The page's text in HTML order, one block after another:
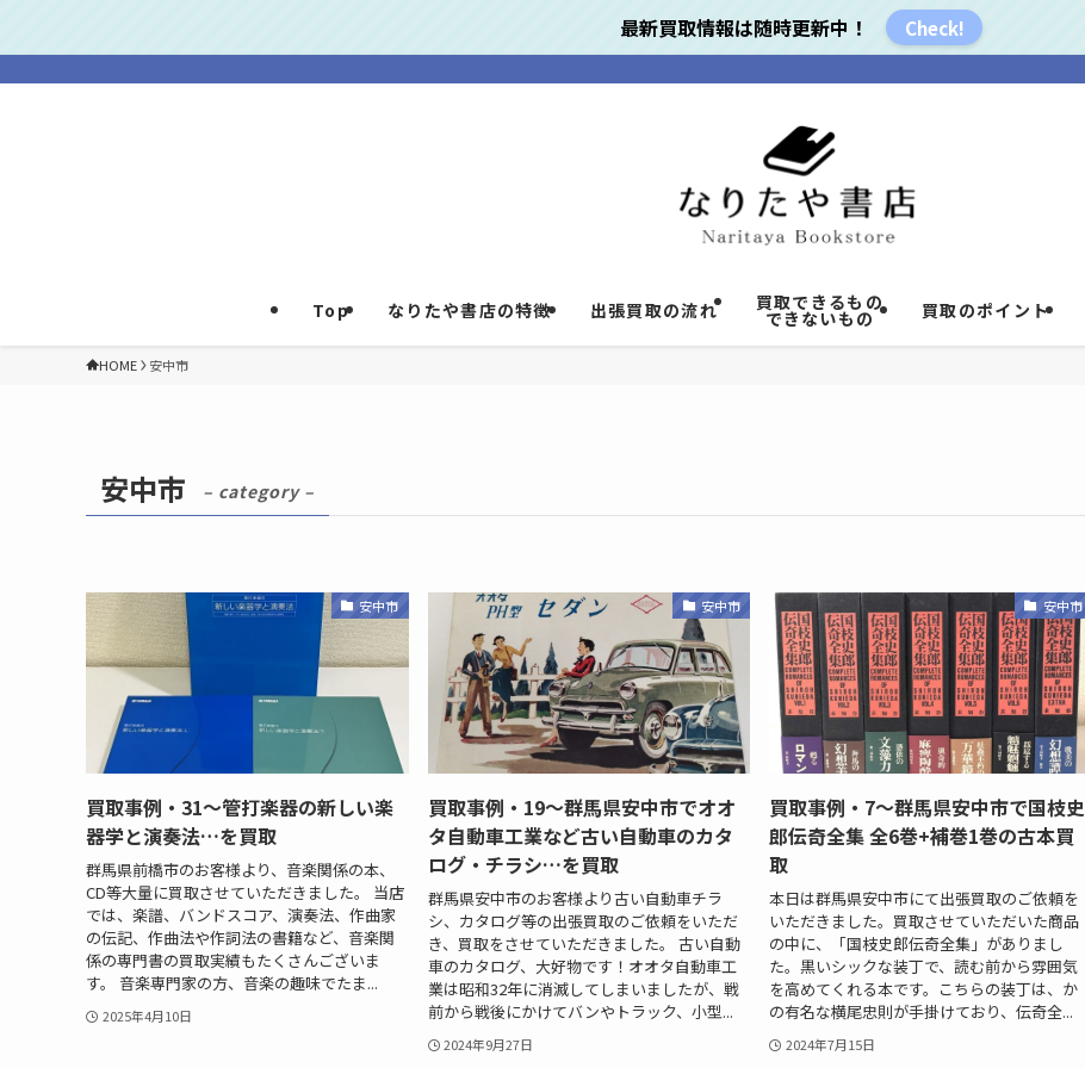
最新買取情報は随時更新中！ Check!
Top なりたや書店の特徴 出張買取の流れ 買取できるもの
できないもの 買取のポイント
HOME 安中市
安中市 – category –
安中市
買取事例・31～管打楽器の新しい楽
器学と演奏法…を買取
群馬県前橋市のお客様より、音楽関係の本、
CD等大量に買取させていただきました。 当店
では、楽譜、バンドスコア、演奏法、作曲家
の伝記、作曲法や作詞法の書籍など、音楽関
係の専門書の買取実績もたくさんございま
す。 音楽専門家の方、音楽の趣味でたま...
2025年4月10日
安中市
買取事例・19～群馬県安中市でオオ
タ自動車工業など古い自動車のカタ
ログ・チラシ…を買取
群馬県安中市のお客様より古い自動車チラ
シ、カタログ等の出張買取のご依頼をいただ
き、買取をさせていただきました。 古い自動
車のカタログ、大好物です！オオタ自動車工
業は昭和32年に消滅してしまいましたが、戦
前から戦後にかけてバンやトラック、小型...
2024年9月27日
安中市
買取事例・7～群馬県安中市で国枝史
郎伝奇全集 全6巻+補巻1巻の古本買
取
本日は群馬県安中市にて出張買取のご依頼を
いただきました。買取させていただいた商品
の中に、「国枝史郎伝奇全集」がありまし
た。黒いシックな装丁で、読む前から雰囲気
を高めてくれる本です。こちらの装丁は、か
の有名な横尾忠則が手掛けており、伝奇全...
2024年7月15日